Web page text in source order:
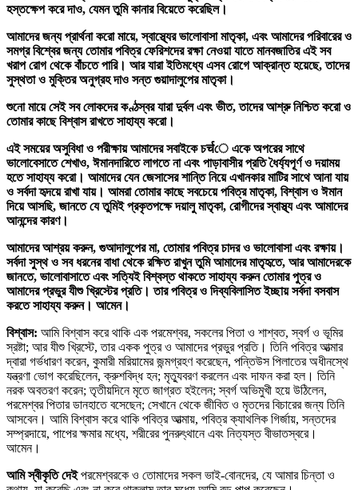
হস্তক্ষেপ করে দাও, যেমন তুমি কানার বিয়েতে করেছিল।
আমাদের জন্য প্রার্থনা করো মায়ে, স্বাস্থ্যের ভালোবাসা মাতৃকা, এবং আমাদের পরিবারের ও
সমগ্র বিশ্বের জন্য তোমার পবিত্র ফেরিশদের রক্ষা নেওয়া যাতে মানবজাতির এই সব
খরাপ রোগ থেকে বাঁচতে পারি। আর যারা ইতিমধ্যে এসব রোগে আক্রান্ত হয়েছে, তাদের
সুস্থতা ও মুক্তির অনুগ্রহ দাও সন্ত গুয়াদালুপের মাতৃকা।
শুনো মায়ে সেই সব লোকদের কণ্ঠস্বর যারা দুর্বল এবং ভীত, তাদের আশ্রু নিশ্চিত করো ও
তোমার কাছে বিশ্বাস রাখতে সাহায্য করো।
এই সময়ের অসুবিধা ও পরীক্ষায় আমাদের সবাইকে চर्चে একে অপরের সাথে
ভালোবেসাতে শেখাও, ঈমানদারিতে লাগতে না এবং পাড়াবাসীর প্রতি ধৈর্য্যপূর্ণ ও দয়াময়
হতে সাহায্য করো। আমাদের যেন জেসাসের শান্তি নিয়ে এখানকার মাটির সাথে আনা যায়
ও সর্বদা হৃদয়ে রাখা যায়। আমরা তোমার কাছে সবচেয়ে পবিত্র মাতৃকা, বিশ্বাস ও ঈমান
দিয়ে আসছি, জানতে যে তুমিই প্রকৃতপক্ষে দয়ালু মাতৃকা, রোগীদের স্বাস্থ্য এবং আমাদের
আনন্দের কারণ।
আমাদের আশ্রয় করুন, গুআদালুপের মা, তোমার পবিত্র চাদর ও ভালোবাসা এবং রক্ষায়।
সর্বদা সুস্থ ও সব ধরনের বাধা থেকে রক্ষিত রাখুন তুমি আমাদের মাতৃহৃতে, আর আমাদেরকে
জানতে, ভালোবাসাতে এবং সত্যিই বিশ্বস্ত থাকতে সাহায্য করুন তোমার পুত্র ও
আমাদের প্রভুর যীশু খ্রিস্টের প্রতি। তার পবিত্র ও দিব্যবিলাসিত ইচ্ছায় সর্বদা বসবাস
করতে সাহায্য করুন। আমেন।
বিশ্বাস: আমি বিশ্বাস করে থাকি এক পরমেশ্বর, সকলের পিতা ও শাশ্বত, স্বর্গ ও ভূমির
স্রষ্টা; আর যীশু খ্রিস্টে, তার একক পুত্র ও আমাদের প্রভুর প্রতি। তিনি পবিত্র আত্মার
দ্বারা গর্ভধারণ করেন, কুমারী মরিয়ামের জন্মগ্রহণ করেছেন, পন্তিউস পিলাতের অধীনস্থে
যন্ত্রণা ভোগ করেছিলেন, ক্রুশবিদ্ধ হন; মৃত্যুবরণ করলেন এবং দাফন করা হল। তিনি
নরক অবতরণ করেন; তৃতীয়দিনে মৃতে জাগ্রত হইলেন; স্বর্গ অভিমুখী হয়ে উঠিলেন,
পরমেশ্বর পিতার ডানহাতে বসেছেন; সেখানে থেকে জীবিত ও মৃতদের বিচারের জন্য তিনি
আসবেন। আমি বিশ্বাস করে থাকি পবিত্র আত্মায়, পবিত্র ক্যাথলিক গির্জায়, সন্তদের
সম্প্রদায়ে, পাপের ক্ষমার মধ্যে, শরীরের পুনরুৎ্থানে এবং নিত্যস্ত বীভাতস্বরে।
আমেন।
আমি স্বীকৃতি দেইপরমেশ্বরকে ও তোমাদের সকল ভাই-বোনদের, যে আমার চিন্তা ও